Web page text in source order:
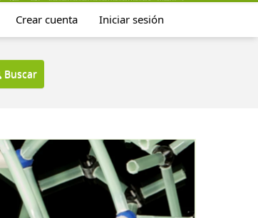
Crear cuenta Iniciar sesión
Buscar